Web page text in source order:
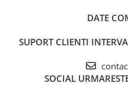
DATE
SUPORT CLIENTI
SOCIAL